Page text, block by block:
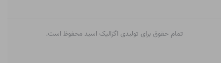
تمام حقوق برای تولیدی اگزالیک اسید محفوظ است.